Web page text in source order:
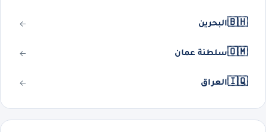
🇧🇭البحرين
🇴🇲سلطنة عمان
🇮🇶العراق